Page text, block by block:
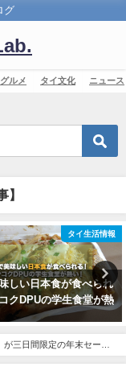
グ
ルメ タイ文化 ニュース
】
タイ語
ミュニケーションに役
タイ語「じゃんけん」
ないばぁ」
三日間限定の年末セール